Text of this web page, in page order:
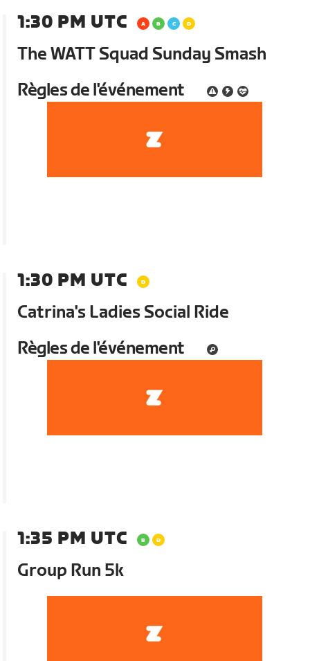
1:30 PM UTC
The WATT Squad Sunday Smash
Règles de l'événement
1:30 PM UTC
Catrina's Ladies Social Ride
Règles de l'événement
1:35 PM UTC
Group Run 5k